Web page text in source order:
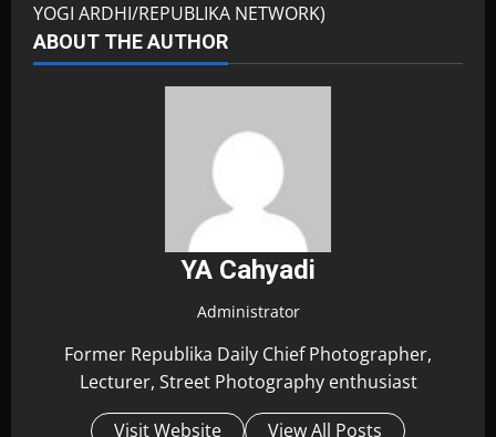
YOGI ARDHI/REPUBLIKA NETWORK)
ABOUT THE AUTHOR
YA Cahyadi
Administrator
Former Republika Daily Chief Photographer,
Lecturer, Street Photography enthusiast
Visit Website
View All Posts